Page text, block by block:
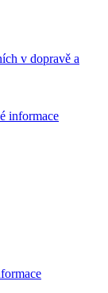
v dopravě a
informace